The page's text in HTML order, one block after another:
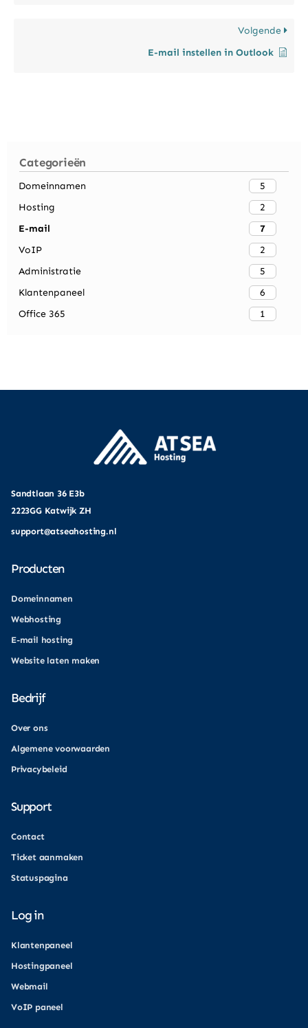
Categorieën
Domeinnamen
5
Hosting
2
E-mail
7
VoIP
2
Administratie
5
Klantenpaneel
6
Office 365
1
Volgende
E-mail instellen in Outlook
Sandtlaan 36 E3b
2223GG Katwijk ZH
support@atseahosting.nl
Producten
Domeinnamen
Webhosting
E-mail hosting
Website laten maken
Bedrijf
Over ons
Algemene voorwaarden
Privacybeleid
Support
Contact
Ticket aanmaken
Statuspagina
Log in
Klantenpaneel
Hostingpaneel
Webmail
VoIP paneel